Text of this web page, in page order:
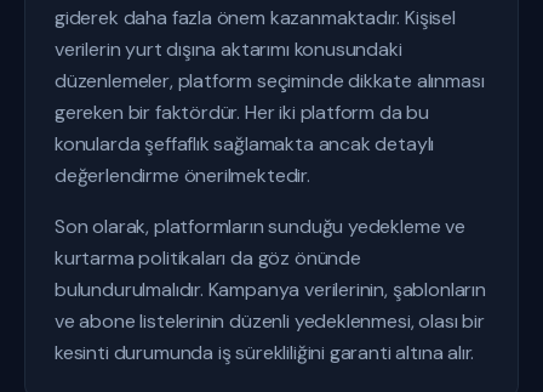
giderek daha fazla önem kazanmaktadır. Kişisel
verilerin yurt dışına aktarımı konusundaki
düzenlemeler, platform seçiminde dikkate alınması
gereken bir faktördür. Her iki platform da bu
konularda şeffaflık sağlamakta ancak detaylı
değerlendirme önerilmektedir.
Son olarak, platformların sunduğu yedekleme ve
kurtarma politikaları da göz önünde
bulundurulmalıdır. Kampanya verilerinin, şablonların
ve abone listelerinin düzenli yedeklenmesi, olası bir
kesinti durumunda iş sürekliliğini garanti altına alır.